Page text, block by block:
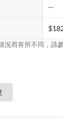
--
況而有所不同，請